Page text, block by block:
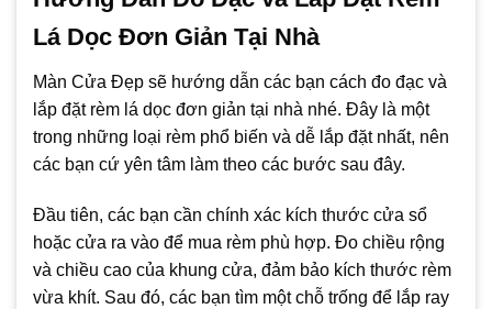
Lá Dọc Đơn Giản Tại Nhà
Màn Cửa Đẹp sẽ hướng dẫn các bạn cách đo đạc và
lắp đặt rèm lá dọc đơn giản tại nhà nhé. Đây là một
trong những loại rèm phổ biến và dễ lắp đặt nhất, nên
các bạn cứ yên tâm làm theo các bước sau đây.
Đầu tiên, các bạn cần chính xác kích thước cửa sổ
hoặc cửa ra vào để mua rèm phù hợp. Đo chiều rộng
và chiều cao của khung cửa, đảm bảo kích thước rèm
vừa khít. Sau đó, các bạn tìm một chỗ trống để lắp ray